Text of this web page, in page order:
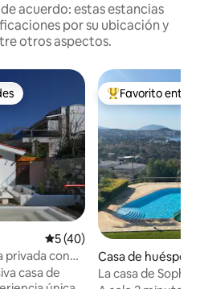
acuerdo: estas estancias
por su ubicación y
otros aspectos.
entre huéspedes
Calificación promedio: 5 de
5 (40)
privada con
casa de
De los mejores
Favorito entre
Casa de
La casa de